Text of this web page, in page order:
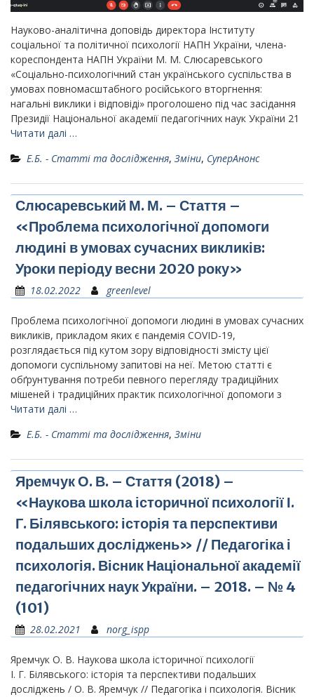
Науково-аналітична доповідь директора Інституту
соціальної та політичної психології НАПН України, члена-
кореспондента НАПН України М. М. Слюсаревського
«Соціально-психологічний стан українського суспільства в
умовах повномасштабного російського вторгнення:
нагальні виклики і відповіді» проголошено під час засідання
Президії Національної академії педагогічних наук України 21
Читати далі …
Е.Б. - Статті та дослідження, Зміни, СуперАнонс
Слюсаревський М. М. – Стаття –
«Проблема психологічної допомоги
людині в умовах сучасних викликів:
Уроки періоду весни 2020 року»
18.02.2022 greenlevel
Проблема психологічної допомоги людині в умовах сучасних
викликів, прикладом яких є пандемія COVID-19,
розглядається під кутом зору відповідності змісту цієї
допомоги суспільному запитові на неї. Метою статті є
обґрунтування потреби певного перегляду традиційних
мішеней і традиційних практик психологічної допомоги з
Читати далі …
Е.Б. - Статті та дослідження, Зміни
Яремчук О. В. – Стаття (2018) –
«Наукова школа історичної психології І.
Г. Білявського: історія та перспективи
подальших досліджень» // Педагогіка і
психологія. Вісник Національної академії
педагогічних наук України. – 2018. – № 4
(101)
28.02.2021 norg_ispp
Яремчук О. В. Наукова школа історичної психології
І. Г. Білявського: історія та перспективи подальших
досліджень / О. В. Яремчук // Педагогіка і психологія. Вісник